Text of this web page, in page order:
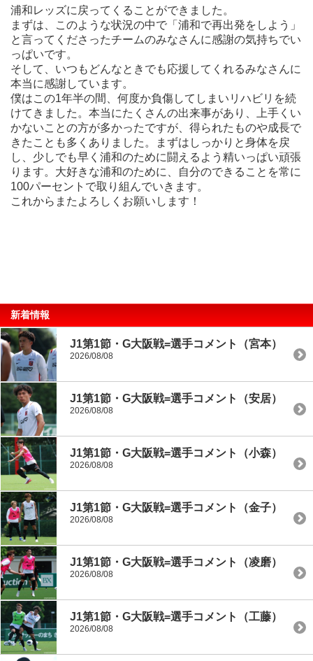
浦和レッズに戻ってくることができました。
まずは、このような状況の中で「浦和で再出発をしよう」
と言ってくださったチームのみなさんに感謝の気持ちでい
っぱいです。
そして、いつもどんなときでも応援してくれるみなさんに
本当に感謝しています。
僕はこの1年半の間、何度か負傷してしまいリハビリを続
けてきました。本当にたくさんの出来事があり、上手くい
かないことの方が多かったですが、得られたものや成長で
きたことも多くありました。まずはしっかりと身体を戻
し、少しでも早く浦和のために闘えるよう精いっぱい頑張
ります。大好きな浦和のために、自分のできることを常に
100パーセントで取り組んでいきます。
これからまたよろしくお願いします！
新着情報
J1第1節・G大阪戦=選手コメント（宮本）
2026/08/08
J1第1節・G大阪戦=選手コメント（安居）
2026/08/08
J1第1節・G大阪戦=選手コメント（小森）
2026/08/08
J1第1節・G大阪戦=選手コメント（金子）
2026/08/08
J1第1節・G大阪戦=選手コメント（凌磨）
2026/08/08
J1第1節・G大阪戦=選手コメント（工藤）
2026/08/08